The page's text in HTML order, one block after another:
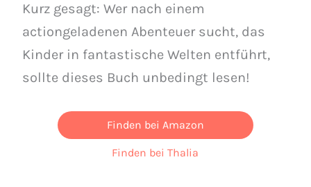
Kurz gesagt: Wer nach einem
actiongeladenen Abenteuer sucht, das
Kinder in fantastische Welten entführt,
sollte dieses Buch unbedingt lesen!
Finden bei Amazon
Finden bei Thalia